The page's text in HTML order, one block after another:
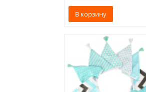
В корзину